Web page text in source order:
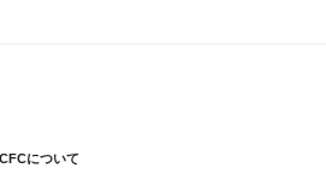
について